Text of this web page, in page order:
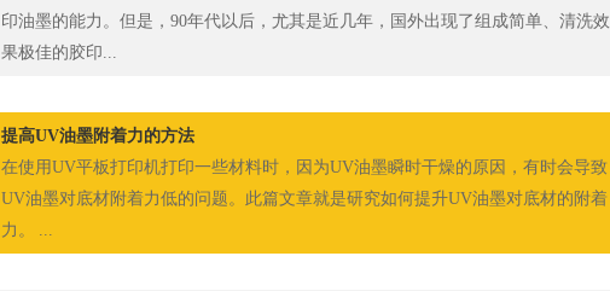
印油墨的能力。但是，90年代以后，尤其是近几年，国外出现了组成简单、清洗效
果极佳的胶印...
提高UV油墨附着力的方法
在使用UV平板打印机打印一些材料时，因为UV油墨瞬时干燥的原因，有时会导致
UV油墨对底材附着力低的问题。此篇文章就是研究如何提升UV油墨对底材的附着
力。 ...